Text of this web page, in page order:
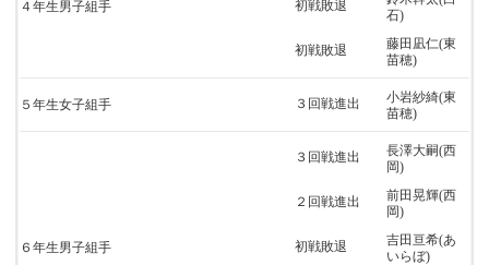
４年生男子組手 初戦敗退
石)
初戦敗退
藤田凪仁(東
苗穂)
５年生女子組手 ３回戦進出
小岩紗綺(東
苗穂)
６年生男子組手
３回戦進出
長澤大嗣(西
岡)
２回戦進出
前田晃輝(西
岡)
初戦敗退
吉田亘希(あ
いらぼ)